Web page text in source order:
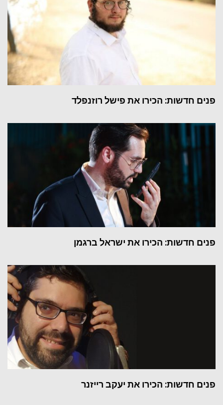
פנים חדשות: הכירו את פישל רוזנפלד
פנים חדשות: הכירו את ישראל ברגמן
פנים חדשות: הכירו את יעקב רייזנר